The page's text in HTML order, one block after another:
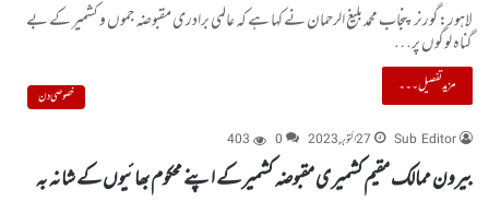
لاہور:گورنر پنجاب محمد بلیغ الرحمان نے کہا ہے کہ عالمی برادری مقبوضہ جموں و کشمیر کے بے
گناہ لوگوں پر…
مزید تفصیل۔۔۔
خصوصی دن
Sub Editor
27 اکتوبر, 2023 0
403
بیرون ممالک مقیم کشمیر ی مقبوضہ کشمیر کے اپنے محکوم بھائیوں کے شانہ بہ